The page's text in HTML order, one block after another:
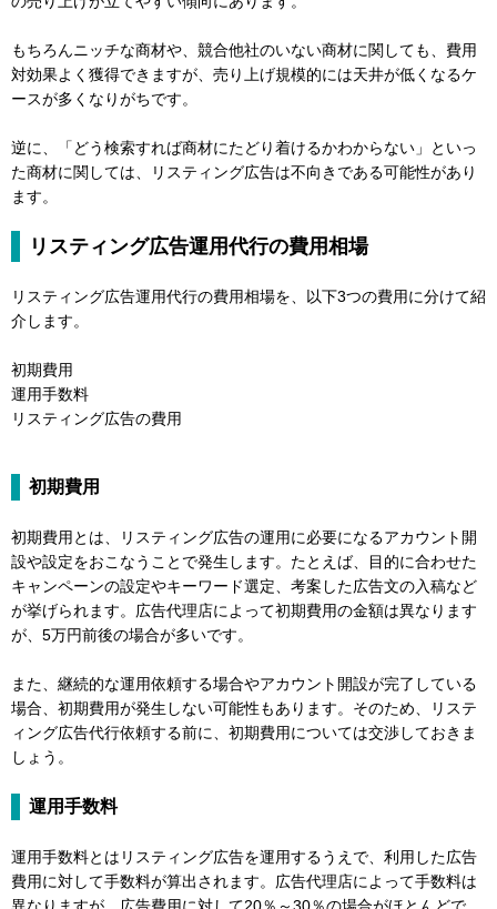
もちろんニッチな商材や、競合他社のいない商材に関しても、費用
対効果よく獲得できますが、売り上げ規模的には天井が低くなるケ
ースが多くなりがちです。
逆に、「どう検索すれば商材にたどり着けるかわからない」といっ
た商材に関しては、リスティング広告は不向きである可能性があり
ます。
リスティング広告運用代行の費用相場
リスティング広告運用代行の費用相場を、以下3つの費用に分けて紹
介します。
初期費用
運用手数料
リスティング広告の費用
初期費用
初期費用とは、リスティング広告の運用に必要になるアカウント開
設や設定をおこなうことで発生します。たとえば、目的に合わせた
キャンペーンの設定やキーワード選定、考案した広告文の入稿など
が挙げられます。広告代理店によって初期費用の金額は異なります
が、5万円前後の場合が多いです。
また、継続的な運用依頼する場合やアカウント開設が完了している
場合、初期費用が発生しない可能性もあります。そのため、リステ
ィング広告代行依頼する前に、初期費用については交渉しておきま
しょう。
運用手数料
運用手数料とはリスティング広告を運用するうえで、利用した広告
費用に対して手数料が算出されます。広告代理店によって手数料は
異なりますが、広告費用に対して20％～30％の場合がほとんどで